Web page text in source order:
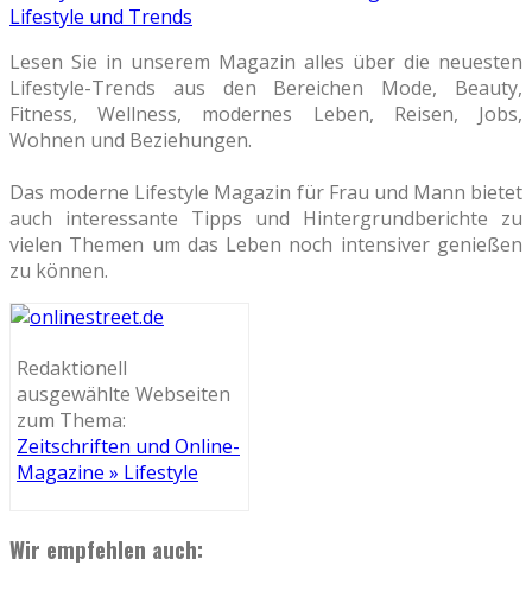
Lifestyle und Trends
Lesen Sie in unserem Magazin alles über die neuesten
Lifestyle-Trends aus den Bereichen Mode, Beauty,
Fitness, Wellness, modernes Leben, Reisen, Jobs,
Wohnen und Beziehungen.
Das moderne Lifestyle Magazin für Frau und Mann bietet
auch interessante Tipps und Hintergrundberichte zu
vielen Themen um das Leben noch intensiver genießen
zu können.
Redaktionell
ausgewählte Webseiten
zum Thema:
Zeitschriften und Online-
Magazine » Lifestyle
Wir empfehlen auch: